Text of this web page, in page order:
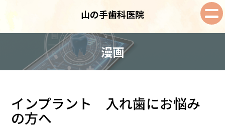
山の手歯科医院
漫画
インプラント 入れ歯にお悩み
の方へ